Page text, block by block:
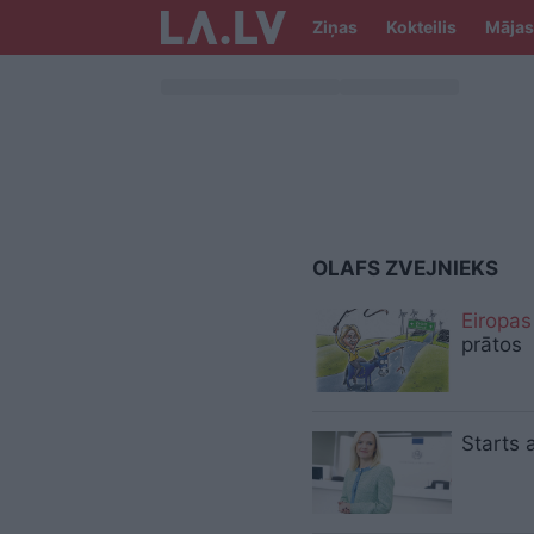
Ziņas Kokteilis Mājas
OLAFS ZVEJNIEKS
Eiropas
prātos
Starts